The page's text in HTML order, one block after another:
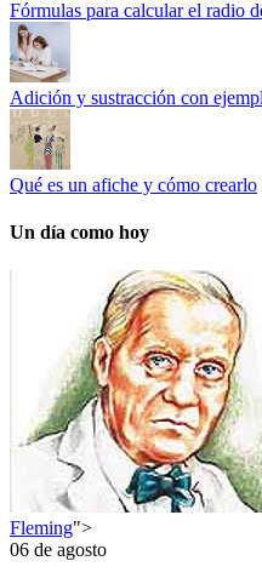
Fórmulas para calcular el radio
Adición y sustracción con
Qué es un afiche y cómo crearlo
Un día como hoy
Fleming">
06 de agosto